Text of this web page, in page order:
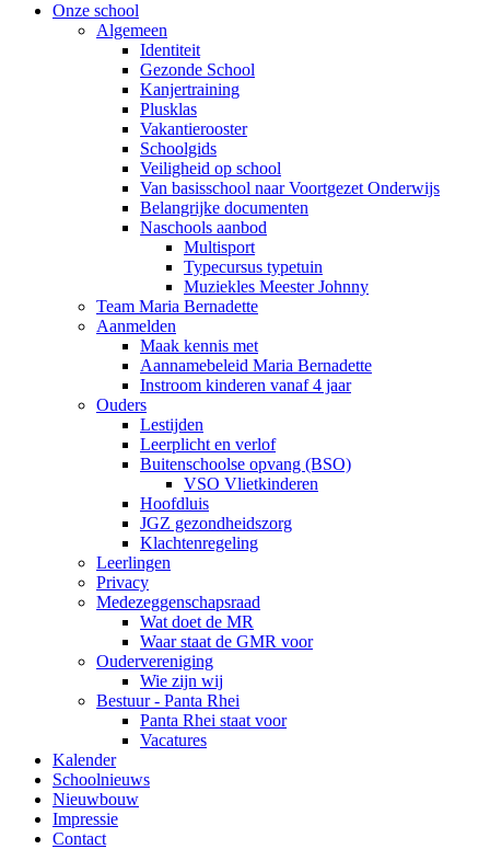
Onze school
Algemeen
Identiteit
Gezonde School
Kanjertraining
Plusklas
Vakantierooster
Schoolgids
Veiligheid op school
Van basisschool naar Voortgezet Onderwijs
Belangrijke documenten
Naschools aanbod
Multisport
Typecursus typetuin
Muziekles Meester Johnny
Team Maria Bernadette
Aanmelden
Maak kennis met
Aannamebeleid Maria Bernadette
Instroom kinderen vanaf 4 jaar
Ouders
Lestijden
Leerplicht en verlof
Buitenschoolse opvang (BSO)
VSO Vlietkinderen
Hoofdluis
JGZ gezondheidszorg
Klachtenregeling
Leerlingen
Privacy
Medezeggenschapsraad
Wat doet de MR
Waar staat de GMR voor
Oudervereniging
Wie zijn wij
Bestuur - Panta Rhei
Panta Rhei staat voor
Vacatures
Kalender
Schoolnieuws
Nieuwbouw
Impressie
Contact